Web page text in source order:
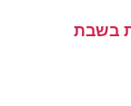
בשבת